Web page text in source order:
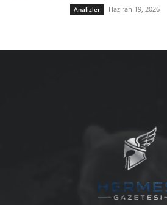
Analizler Haziran 19, 2026